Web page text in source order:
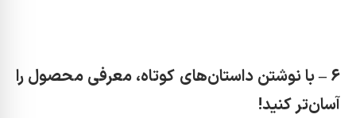
6 – با نوشتن داستان‌های کوتاه، معرفی محصول را
آسان‌تر کنید!